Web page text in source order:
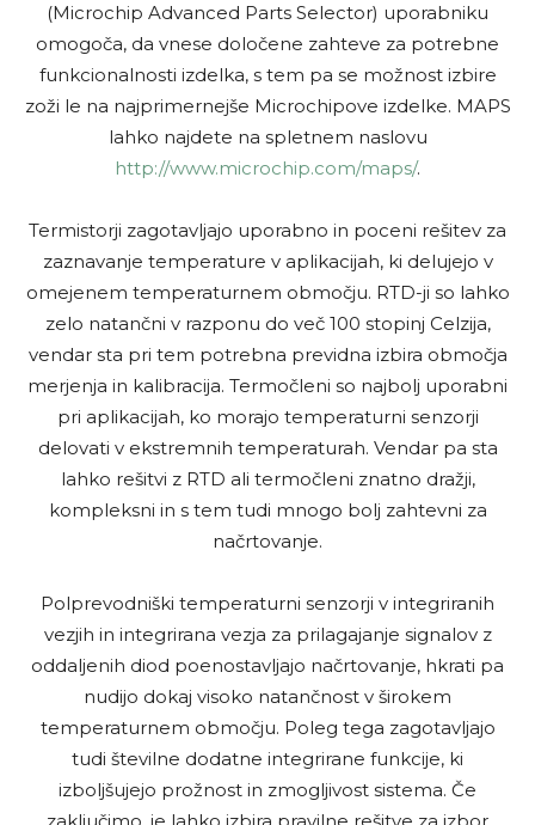
(Microchip Advanced Parts Selector) uporabniku
omogoča, da vnese določene zahteve za potrebne
funkcionalnosti izdelka, s tem pa se možnost izbire
zoži le na najprimernejše Microchipove izdelke. MAPS
lahko najdete na spletnem naslovu
http://www.microchip.com/maps/.
Termistorji zagotavljajo uporabno in poceni rešitev za
zaznavanje temperature v aplikacijah, ki delujejo v
omejenem temperaturnem območju. RTD-ji so lahko
zelo natančni v razponu do več 100 stopinj Celzija,
vendar sta pri tem potrebna previdna izbira območja
merjenja in kalibracija. Termočleni so najbolj uporabni
pri aplikacijah, ko morajo temperaturni senzorji
delovati v ekstremnih temperaturah. Vendar pa sta
lahko rešitvi z RTD ali termočleni znatno dražji,
kompleksni in s tem tudi mnogo bolj zahtevni za
načrtovanje.
Polprevodniški temperaturni senzorji v integriranih
vezjih in integrirana vezja za prilagajanje signalov z
oddaljenih diod poenostavljajo načrtovanje, hkrati pa
nudijo dokaj visoko natančnost v širokem
temperaturnem območju. Poleg tega zagotavljajo
tudi številne dodatne integrirane funkcije, ki
izboljšujejo prožnost in zmogljivost sistema. Če